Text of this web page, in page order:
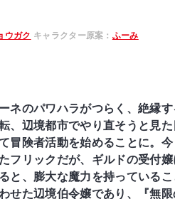
ウガク キャラクター原案： ふーみ
ネのパワハラがつらく、絶縁す
、辺境都市でやり直そうと見た
冒険者活動を始めることに。今
フリックだが、ギルドの受付嬢
と、膨大な魔力を持っているこ
せた辺境伯令嬢であり、『無限